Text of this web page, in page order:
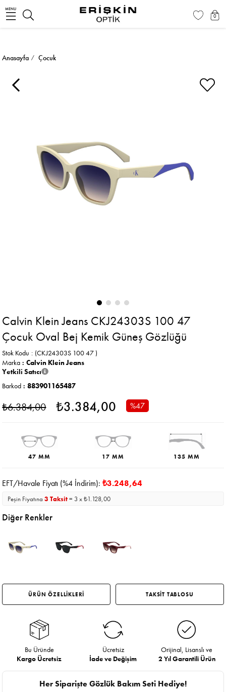
MENU
0
Anasayfa Çocuk
Calvin Klein Jeans CKJ24303S 100 47
Çocuk Oval Bej Kemik Güneş Gözlüğü
(CKJ24303S 100 47 )
Stok Kodu
Marka : Calvin Klein Jeans
Yetkili Satıcı
Barkod : 883901165487
₺6.384,00 ₺3.384,00 %47
47 MM 17 MM 135 MM
EFT/Havale Fiyatı (%4 İndirim):₺3.248,64
Peşin Fiyatına3 Taksit= 3 x ₺1.128,00
Diğer Renkler
ÜRÜN ÖZELLİKLERİ TAKSİT TABLOSU
Bu Üründe
Kargo Ücretsiz
Ücretsiz
İade ve Değişim
Orijinal, Lisanslı ve
2 Yıl Garantili Ürün
Her Siparişte Gözlük Bakım Seti Hediye!